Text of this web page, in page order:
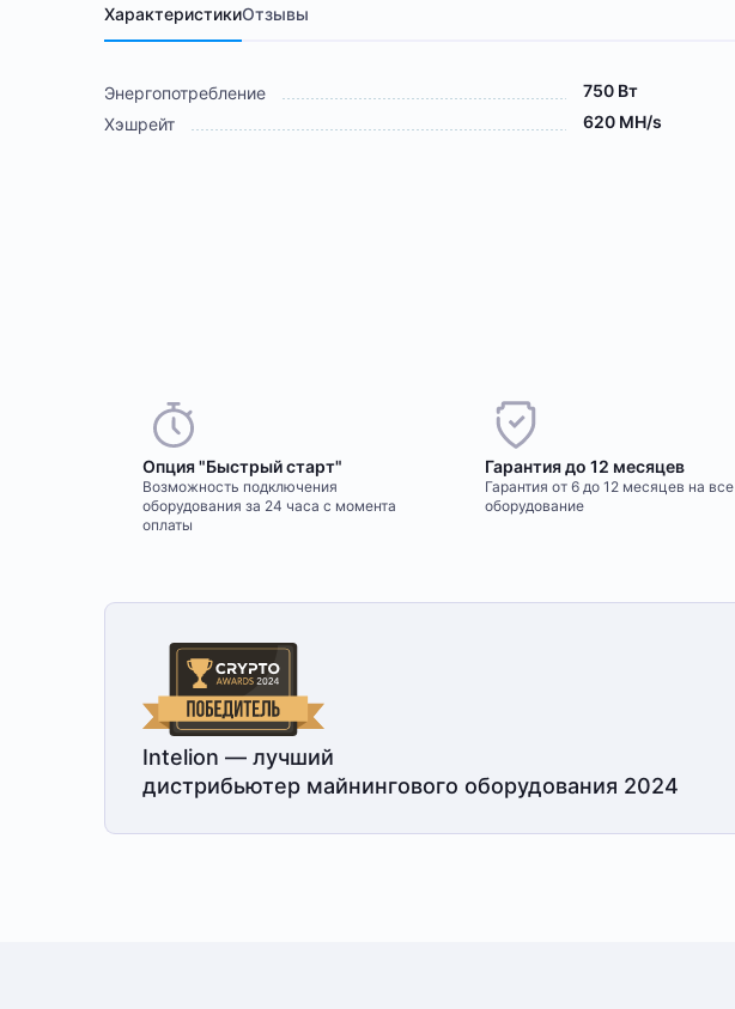
ХарактеристикиОтзывы
Энергопотребление
750 Вт
Хэшрейт
620 MH/s
Опция "Быстрый старт"
Возможность подключения
оборудования за 24 часа с момента
оплаты
Гарантия до 12 месяцев
Гарантия от 6 до 12 месяцев на все
оборудование
Intelion — лучший
дистрибьютер майнингового оборудования 2024